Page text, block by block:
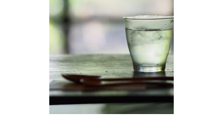
y
alimentos
integrales
no
procesados.